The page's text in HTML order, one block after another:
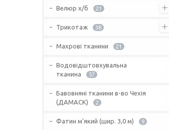
Велюр х/б 21
Трикотаж 38
Махрові тканини 21
Водовідштовхувальна
тканина
57
Бавовняні тканини в-во Чехія
(ДАМАСК)
2
Фатин м'який (шир. 3,0 м) 9